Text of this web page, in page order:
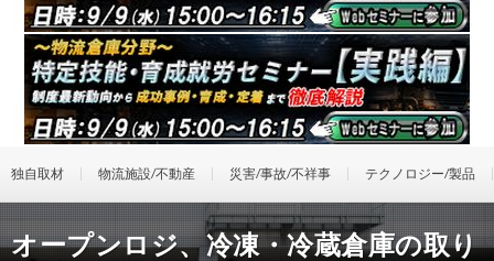
独自取材 物流施設/不動産 災害/事故/不祥事 テクノロジー/製品
オープンロジ、冷凍・冷蔵倉庫の取り